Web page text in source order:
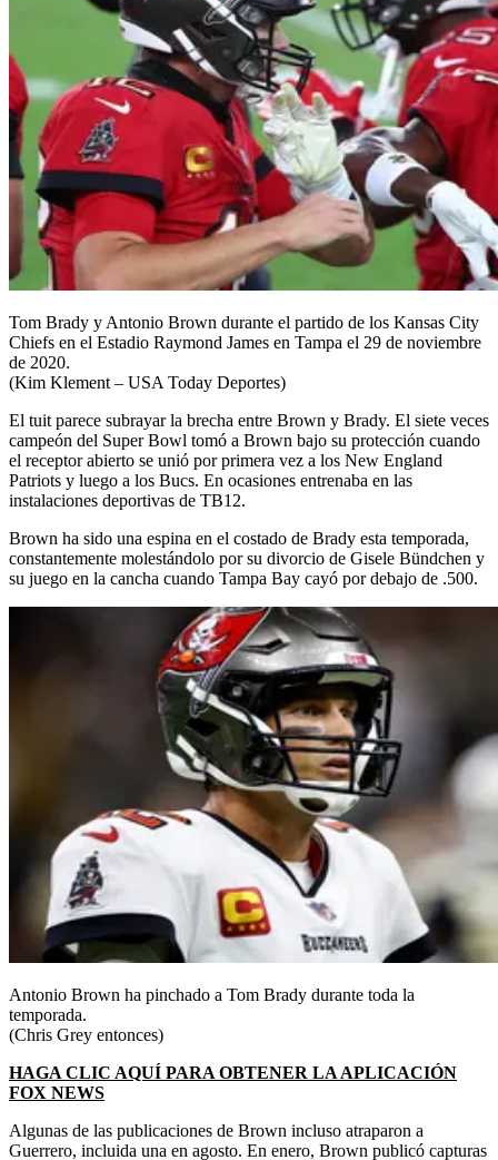
Tom Brady y Antonio Brown durante el partido de los Kansas City
Chiefs en el Estadio Raymond James en Tampa el 29 de noviembre
de 2020.
(Kim Klement – USA Today Deportes)
El tuit parece subrayar la brecha entre Brown y Brady. El siete veces
campeón del Super Bowl tomó a Brown bajo su protección cuando
el receptor abierto se unió por primera vez a los New England
Patriots y luego a los Bucs. En ocasiones entrenaba en las
instalaciones deportivas de TB12.
Brown ha sido una espina en el costado de Brady esta temporada,
constantemente molestándolo por su divorcio de Gisele Bündchen y
su juego en la cancha cuando Tampa Bay cayó por debajo de .500.
Antonio Brown ha pinchado a Tom Brady durante toda la
temporada.
(Chris Grey entonces)
HAGA CLIC AQUÍ PARA OBTENER LA APLICACIÓN
FOX NEWS
Algunas de las publicaciones de Brown incluso atraparon a
Guerrero, incluida una en agosto. En enero, Brown publicó capturas